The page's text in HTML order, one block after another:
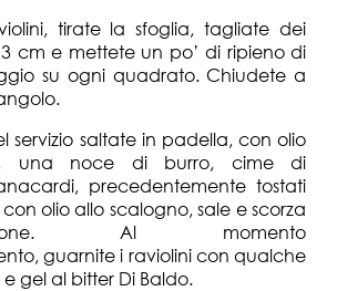
tirate la sfoglia, tagliate dei
cm e mettete un po’ di ripieno di
su ogni quadrato. Chiudete a
servizio saltate in padella, con olio
una noce di burro, cime di
precedentemente tostati
olio allo scalogno, sale e scorza
Al momento
guarnite i raviolini con qualche
gel al bitter Di Baldo.